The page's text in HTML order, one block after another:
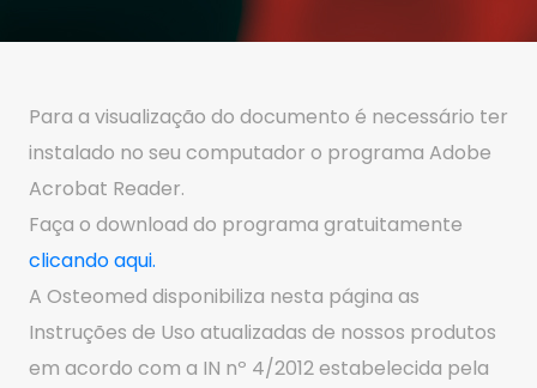
Para a visualização do documento é necessário ter
instalado no seu computador o programa Adobe
Acrobat Reader.
Faça o download do programa gratuitamente
clicando aqui.
A Osteomed disponibiliza nesta página as
Instruções de Uso atualizadas de nossos produtos
em acordo com a IN nº 4/2012 estabelecida pela